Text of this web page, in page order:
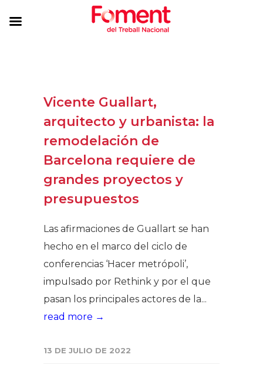
Vicente Guallart,
arquitecto y urbanista: la
remodelación de
Barcelona requiere de
grandes proyectos y
presupuestos
Las afirmaciones de Guallart se han
hecho en el marco del ciclo de
conferencias ‘Hacer metrópoli’,
impulsado por Rethink y por el que
pasan los principales actores de la...
read more →
13 DE JULIO DE 2022